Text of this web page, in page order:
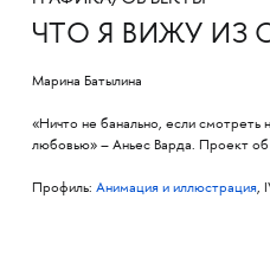
ЧТО Я ВИЖУ ИЗ
Марина Батылина
«Ничто не банально, если смотреть
любовью» – Аньес Варда. Проект об
Профиль: Анимация и иллюстрация,